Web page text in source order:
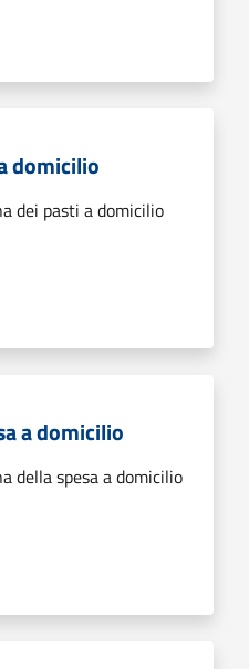
domicilio
dei pasti a domicilio
a domicilio
della spesa a domicilio